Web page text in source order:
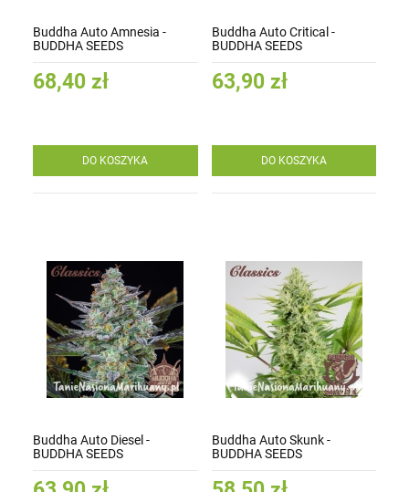
Buddha Auto Amnesia -
BUDDHA SEEDS
68,40 zł
DO KOSZYKA
Buddha Auto Critical -
BUDDHA SEEDS
63,90 zł
DO KOSZYKA
Buddha Auto Diesel -
BUDDHA SEEDS
Buddha Auto Skunk -
BUDDHA SEEDS